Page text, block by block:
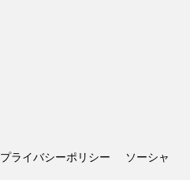
プライバシーポリシー
ソーシャ